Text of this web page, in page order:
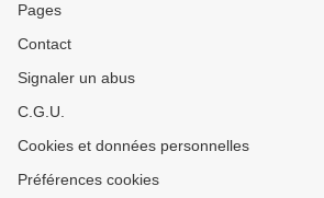
Pages
Contact
Signaler un abus
C.G.U.
Cookies et données personnelles
Préférences cookies